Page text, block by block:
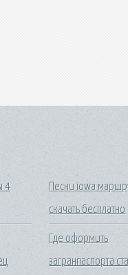
4
Песни iowa
скачать бесплатно
Где оформить
загранпаспорта